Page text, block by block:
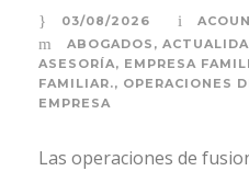
03/08/2026
ABOGADOS ,
ASESORÍA, EMPRESA
FAMILIAR., OPERACIONES
EMPRESA
Las operaciones de